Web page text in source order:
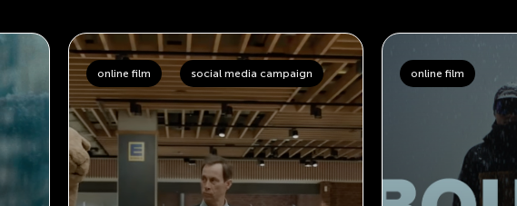
online film social media campaign online film